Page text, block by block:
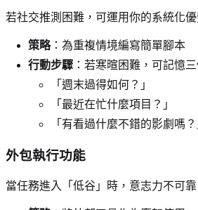
若社交推測困難，可運用你的系統化優
策略：為重複情境編寫簡單腳本
行動步驟 ：若寒暄困難，可記憶
「週末過得如何？」
「最近在忙什麼項目？」
「有看過什麼不錯的影劇嗎？
外包執行功能
當任務進入「低谷」時，意志力不可靠